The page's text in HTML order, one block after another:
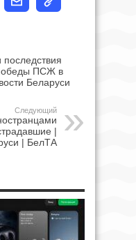
ПСЖ в
Беларуси
Следующий
|
| БелТА